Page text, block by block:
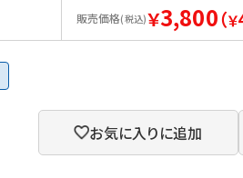
販売価格(税込)￥3,800（￥
お気に入りに追加